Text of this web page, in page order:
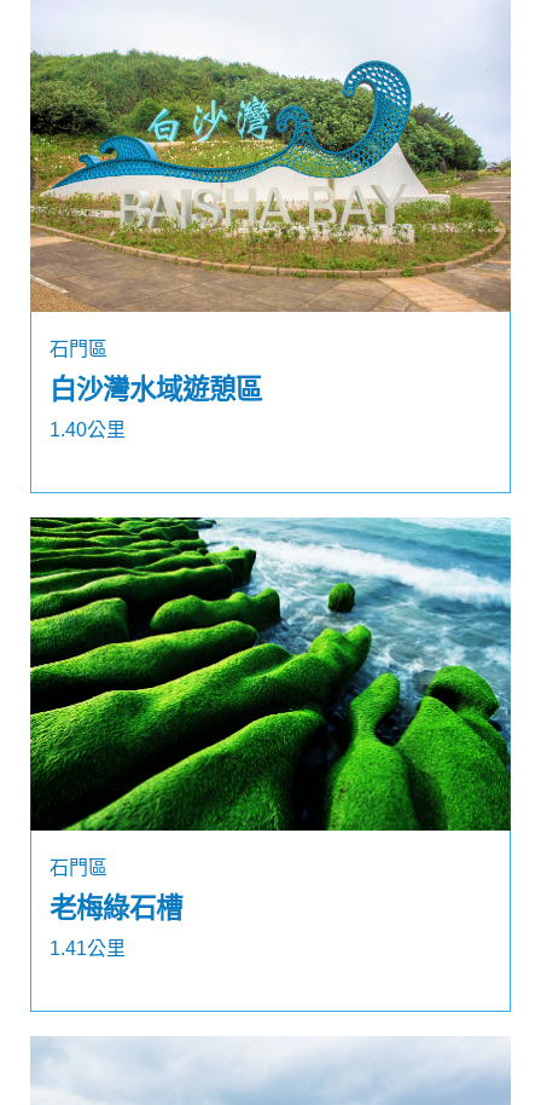
石門區
白沙灣水域遊憩區
1.40公里
石門區
老梅綠石槽
1.41公里